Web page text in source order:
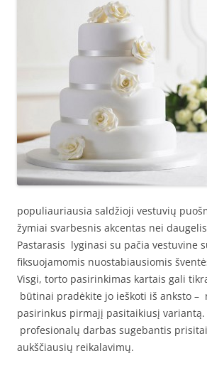
populiauriausia saldžioji vestuvių
žymiai svarbesnis akcentas nei
Pastarasis lyginasi su pačia vestuvine
fiksuojamomis nuostabiausiomis
Visgi, torto pasirinkimas kartais gali
būtinai pradėkite jo ieškoti iš anksto –
pasirinkus pirmajį pasitaikiusį variantą.
profesionalų darbas sugebantis
aukščiausių reikalavimų.